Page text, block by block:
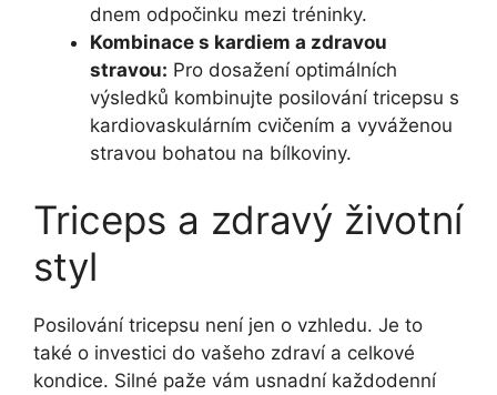
dnem odpočinku mezi tréninky.
Kombinace s kardiem a zdravou
stravou: Pro dosažení optimálních
výsledků kombinujte posilování tricepsu s
kardiovaskulárním cvičením a vyváženou
stravou bohatou na bílkoviny.
Triceps a zdravý životní
styl
Posilování tricepsu není jen o vzhledu. Je to
také o investici do vašeho zdraví a celkové
kondice. Silné paže vám usnadní každodenní